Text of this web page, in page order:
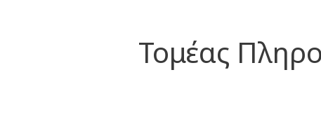
Τομέας